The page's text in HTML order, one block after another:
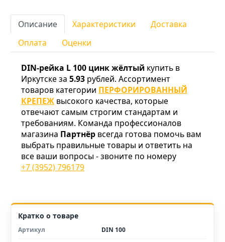
Описание Характеристики
Доставка
Оплата
Оценки
DIN-рейка L 100 цинк жёлтый купить в
Иркутске за 5.93 рублей. Ассортимент
товаров категории ПЕРФОРИРОВАННЫЙ
КРЕПЕЖ высокого качества, которые
отвечают самым строгим стандартам и
требованиям. Команда профессионалов
магазина Партнёр всегда готова помочь вам
выбрать правильные товары и ответить на
все ваши вопросы - звоните по номеру
+7 (3952) 796179
Кратко о товаре
Артикул DIN 100